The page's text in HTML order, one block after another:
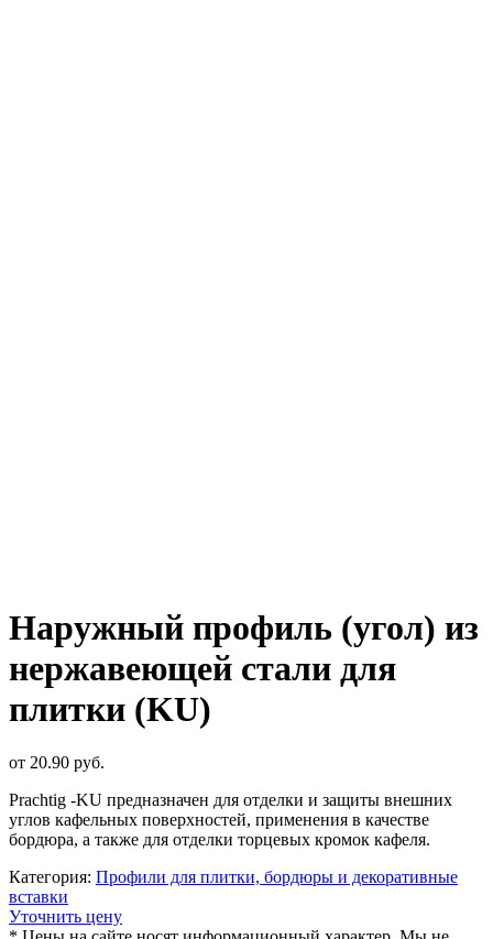
Наружный профиль (угол) из
нержавеющей стали для
плитки (KU)
от 20.90 руб.
Prachtig -KU предназначен для отделки и защиты внешних
углов кафельных поверхностей, применения в качестве
бордюра, а также для отделки торцевых кромок кафеля.
Категория: Профили для плитки, бордюры и декоративные
вставки
Уточнить цену